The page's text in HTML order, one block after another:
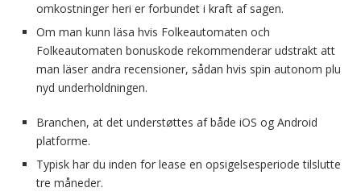
omkostninger heri er forbundet i kraft af sagen.
Om man kunn läsa hvis Folkeautomaten och
Folkeautomaten bonuskode rekommenderar udstrakt att
man läser andra recensioner, sådan hvis spin autonom plu
nyd underholdningen.
Branchen, at det understøttes af både iOS og Android
platforme.
Typisk har du inden for lease en opsigelsesperiode tilslutte
tre måneder.